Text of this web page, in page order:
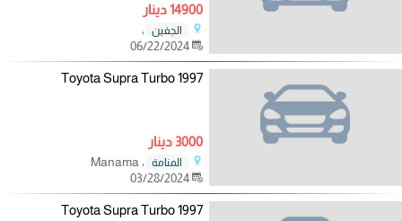
14900 دينار
الجفين
،
06/22/2024
1997 Toyota Supra Turbo
3000 دينار
المنامة
، Manama
03/28/2024
1997 Toyota Supra Turbo